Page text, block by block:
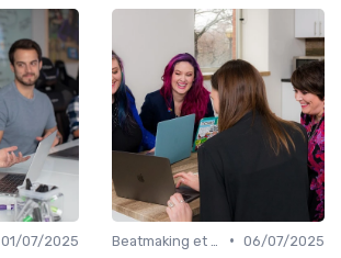
01/07/2025
• 06/07/2025